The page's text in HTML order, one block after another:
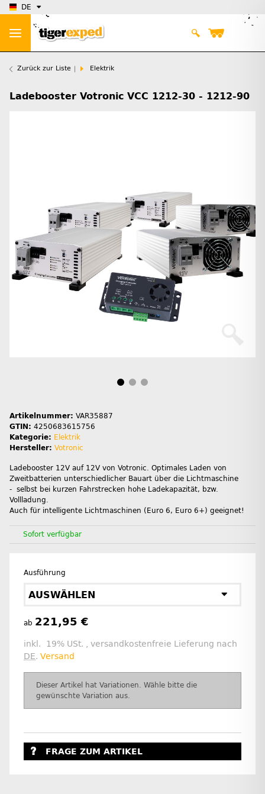
DE
Zurück zur Liste Elektrik
Ladebooster Votronic VCC 1212-30 - 1212-90
Artikelnummer: VAR35887
GTIN: 4250683615756
Kategorie: Elektrik
Hersteller: Votronic
Ladebooster 12V auf 12V von Votronic. Optimales Laden von
Zweitbatterien unterschiedlicher Bauart über die Lichtmaschine
- selbst bei kurzen Fahrstrecken hohe Ladekapazität, bzw.
Vollladung.
Auch für intelligente Lichtmaschinen (Euro 6, Euro 6+) geeignet!
Sofort verfügbar
Ausführung
AUSWÄHLEN
ab 221,95 €
inkl. 19% USt. , versandkostenfreie Lieferung nach
DE. Versand
xDieser Artikel hat Variationen. Wähle bitte die
gewünschte Variation aus.
FRAGE ZUM ARTIKEL